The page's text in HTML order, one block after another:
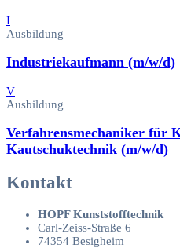
I
Ausbildung
Industriekaufmann (m/w/d)
V
Ausbildung
Verfahrensmechaniker für
Kautschuktechnik (m/w/d)
Kontakt
HOPF Kunststofftechnik
Carl-Zeiss-Straße 6
74354 Besigheim